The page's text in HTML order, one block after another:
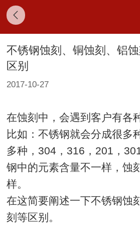
不锈钢蚀刻、铜蚀刻、铝
区别
2017-10-27
在蚀刻中，会遇到客户有各
比如：不锈钢就会分成很多
多种，304，316，201，
钢中的元素含量不一样，蚀
样。
在这简要阐述一下不锈钢蚀
刻等区别。